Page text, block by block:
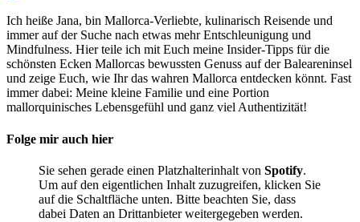
Ich heiße Jana, bin Mallorca-Verliebte, kulinarisch Reisende und
immer auf der Suche nach etwas mehr Entschleunigung und
Mindfulness. Hier teile ich mit Euch meine Insider-Tipps für die
schönsten Ecken Mallorcas bewussten Genuss auf der Baleareninsel
und zeige Euch, wie Ihr das wahren Mallorca entdecken könnt. Fast
immer dabei: Meine kleine Familie und eine Portion
mallorquinisches Lebensgefühl und ganz viel Authentizität!
Folge mir auch hier
Sie sehen gerade einen Platzhalterinhalt von Spotify.
Um auf den eigentlichen Inhalt zuzugreifen, klicken Sie
auf die Schaltfläche unten. Bitte beachten Sie, dass
dabei Daten an Drittanbieter weitergegeben werden.